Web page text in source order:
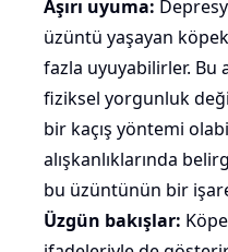
Aşırı uyuma:
üzüntü yaşayan
fazla uyuyabilirler. Bu
fiziksel yorgunluk
bir kaçış yöntemi
alışkanlıklarında
bu üzüntünün bir
Üzgün bakışlar: